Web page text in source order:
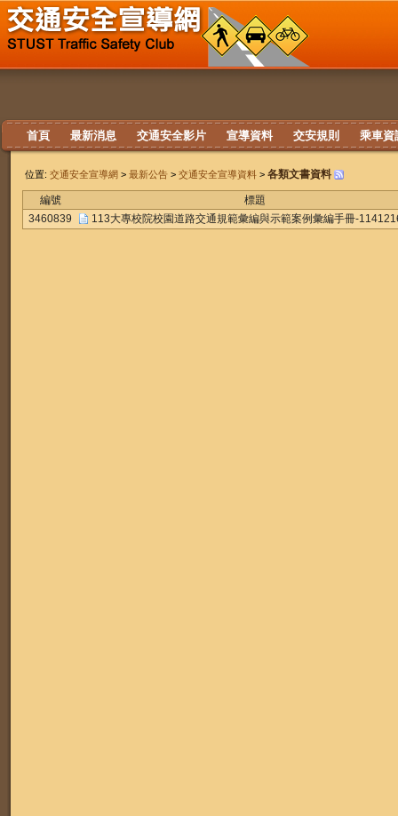
首頁 最新消息 交通安全影片 宣導資料 交安規則 乘車資
位置: 交通安全宣導網 > 最新公告 > 交通安全宣導資料 > 各類文書資料
編號
標題
3460839
113大專校院校園道路交通規範彙編與示範案例彙編手冊-